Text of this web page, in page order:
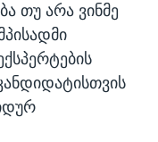
თუ არა ვინმე